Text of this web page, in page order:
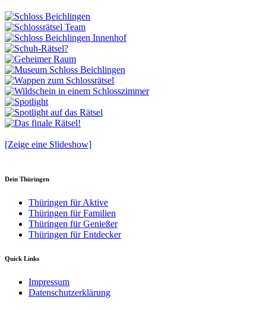
[Zeige eine Slideshow]
Dein Thüringen
Thüringen für Aktive
Thüringen für Familien
Thüringen für Genießer
Thüringen für Entdecker
Quick Links
Impressum
Datenschutzerklärung